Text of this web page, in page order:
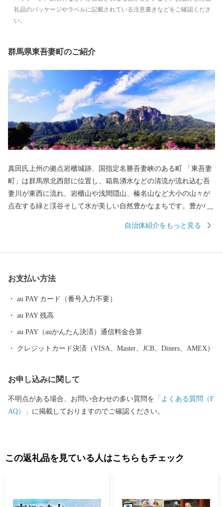
礼品のパッケージやラベルに記載されている注意書きなどをご確認くださ
い。
群馬県東吾妻町のご紹介
真田氏上州の拠点岩櫃城跡、国指定名勝吾妻峡のある町 「東吾妻
町」は群馬県北西部に位置し、箱島湧水などの清流が流れ込む吾
妻川が東西に流れ、岩櫃山や浅間隠山、榛名山など大小の山々が
点在する緑と渓谷そして水が美しい自然豊かなまちです。豊かな
伝統・文化を育み歴史を築き上げてきました。しかしながら、現
を地方創生の重点施策とし、若年層世代の人口増の実現に取り組
いう貴重な地域資源との調和が生み出す、町民と行政の協働によ
るまちづくりを進めています。皆様からいただいた心温まる寄附
を活かし、これからも町の人々が誇りを持って暮らせるよう、ま
への応援をよろしくお願いいたします。
自治体紹介をもっと見る
お支払い方法
au PAY カード（番号入力不要）
au PAY 残高
au PAY（auかんたん決済）通信料金合算
クレジットカード決済（VISA、Master、JCB、Diners、AMEX）
お申し込みに関して
不明点がある場合、お問い合わせの多い質問を 「よくある質問（F
AQ）」 に掲載しておりますのでご確認ください。
この返礼品を見ている人はこちらもチェック